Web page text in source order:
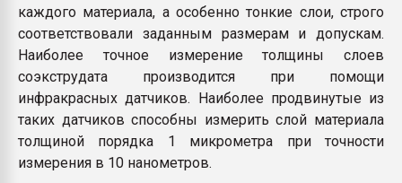
каждого материала, а особенно тонкие слои, строго
соответствовали заданным размерам и допускам.
Наиболее точное измерение толщины слоев
соэкструдата производится при помощи
инфракрасных датчиков. Наиболее продвинутые из
таких датчиков способны измерить слой материала
толщиной порядка 1 микрометра при точности
измерения в 10 нанометров.